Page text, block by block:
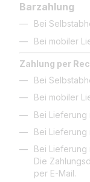
Barzahlung
Bei
Bei mobiler
Zahlung per
Bei
Bei mobiler
Bei Lieferung
Bei Lieferung
Bei Lieferung
Die
per E-Mail.